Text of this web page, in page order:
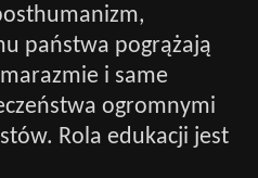
państwa pogrążają
i same
ogromnymi
Rola edukacji jest